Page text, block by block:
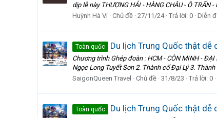
dịp lễ này THƯỢNG HẢI - HÀNG CHÂU - Ô TRẤN
Huỳnh Hà Vi
Chủ đề 27/11/24 Trả lời: 0 Diễn
Toàn quốc Du lịch Trung Quốc thật dễ
Chương trình Ghép đoàn : HCM - CÔN MINH -
Ngọc Long Tuyết Sơn 2. Thành cổ Đại Lý 3.
SaigonQueen Travel
Chủ đề 31/8/23 Trả lời: 0
Toàn quốc Du lịch Trung Quốc thật dễ